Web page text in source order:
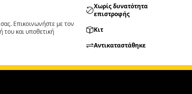
Επικοινωνήστε με τον
του και υποθετική
Χωρίς δυνατότητα
επιστροφής
Κιτ
Αντικαταστάθηκε